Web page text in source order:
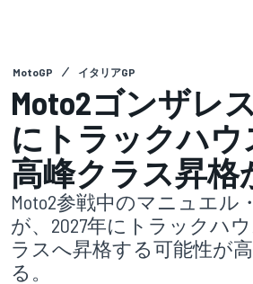
MotoGP イタリアGP
Moto2ゴンザレ
にトラックハ
高峰クラス昇格
Moto2参戦中のマニュエル
が、2027年にトラックハウ
ラスへ昇格する可能性が
る。